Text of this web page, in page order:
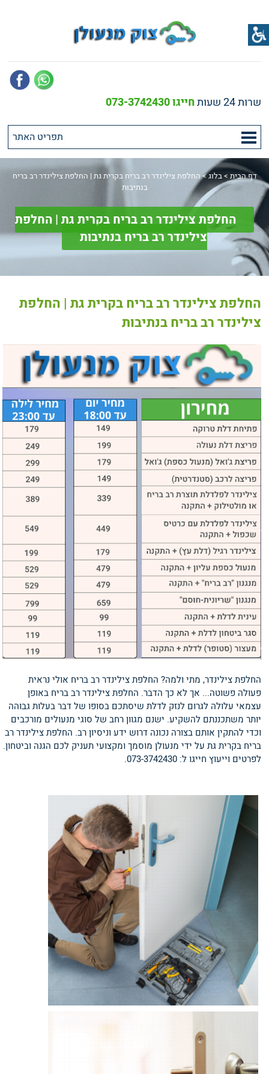
שרות 24 שעות חייגו 073-3742430
דף הבית >בלוג>החלפת צילינדר רב בריח בקרית גת | החלפת צילינדר רב בריח
בנתיבות
החלפת צילינדר רב בריח בקרית גת | החלפת
צילינדר רב בריח בנתיבות
החלפת צילינדר רב בריח בקרית גת | החלפת
צילינדר רב בריח בנתיבות
החלפת צילינדר, מתי ולמה? החלפת צילינדר רב בריח אולי נראית
פעולה פשוטה... אך לא כך הדבר. החלפת צילינדר רב בריח באופן
עצמאי עלולה לגרום לנזק לדלת שיסתכם בסופו של דבר בעלות גבוהה
יותר משתכננתם להשקיע. ישנם מגוון רחב של סוגי מנעולים מורכבים
וכדי להתקין אותם בצורה נכונה דרוש ידע וניסיון רב. החלפת צילינדר רב
בריח בקרית גת על ידי מנעולן מוסמך ומקצועי תעניק לכם הגנה וביטחון.
לפרטים וייעוץ חייגו ל: 073-3742430.